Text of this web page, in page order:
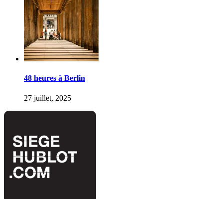
48 heures à Berlin
27 juillet, 2025